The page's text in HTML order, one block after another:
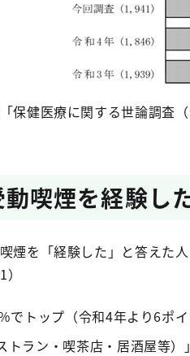
「保健医療に関する世論調査
動喫煙を経験し
煙を「経験した」と答えた
でトップ（令和4年より6ポイ
トラン・喫茶店・居酒屋等